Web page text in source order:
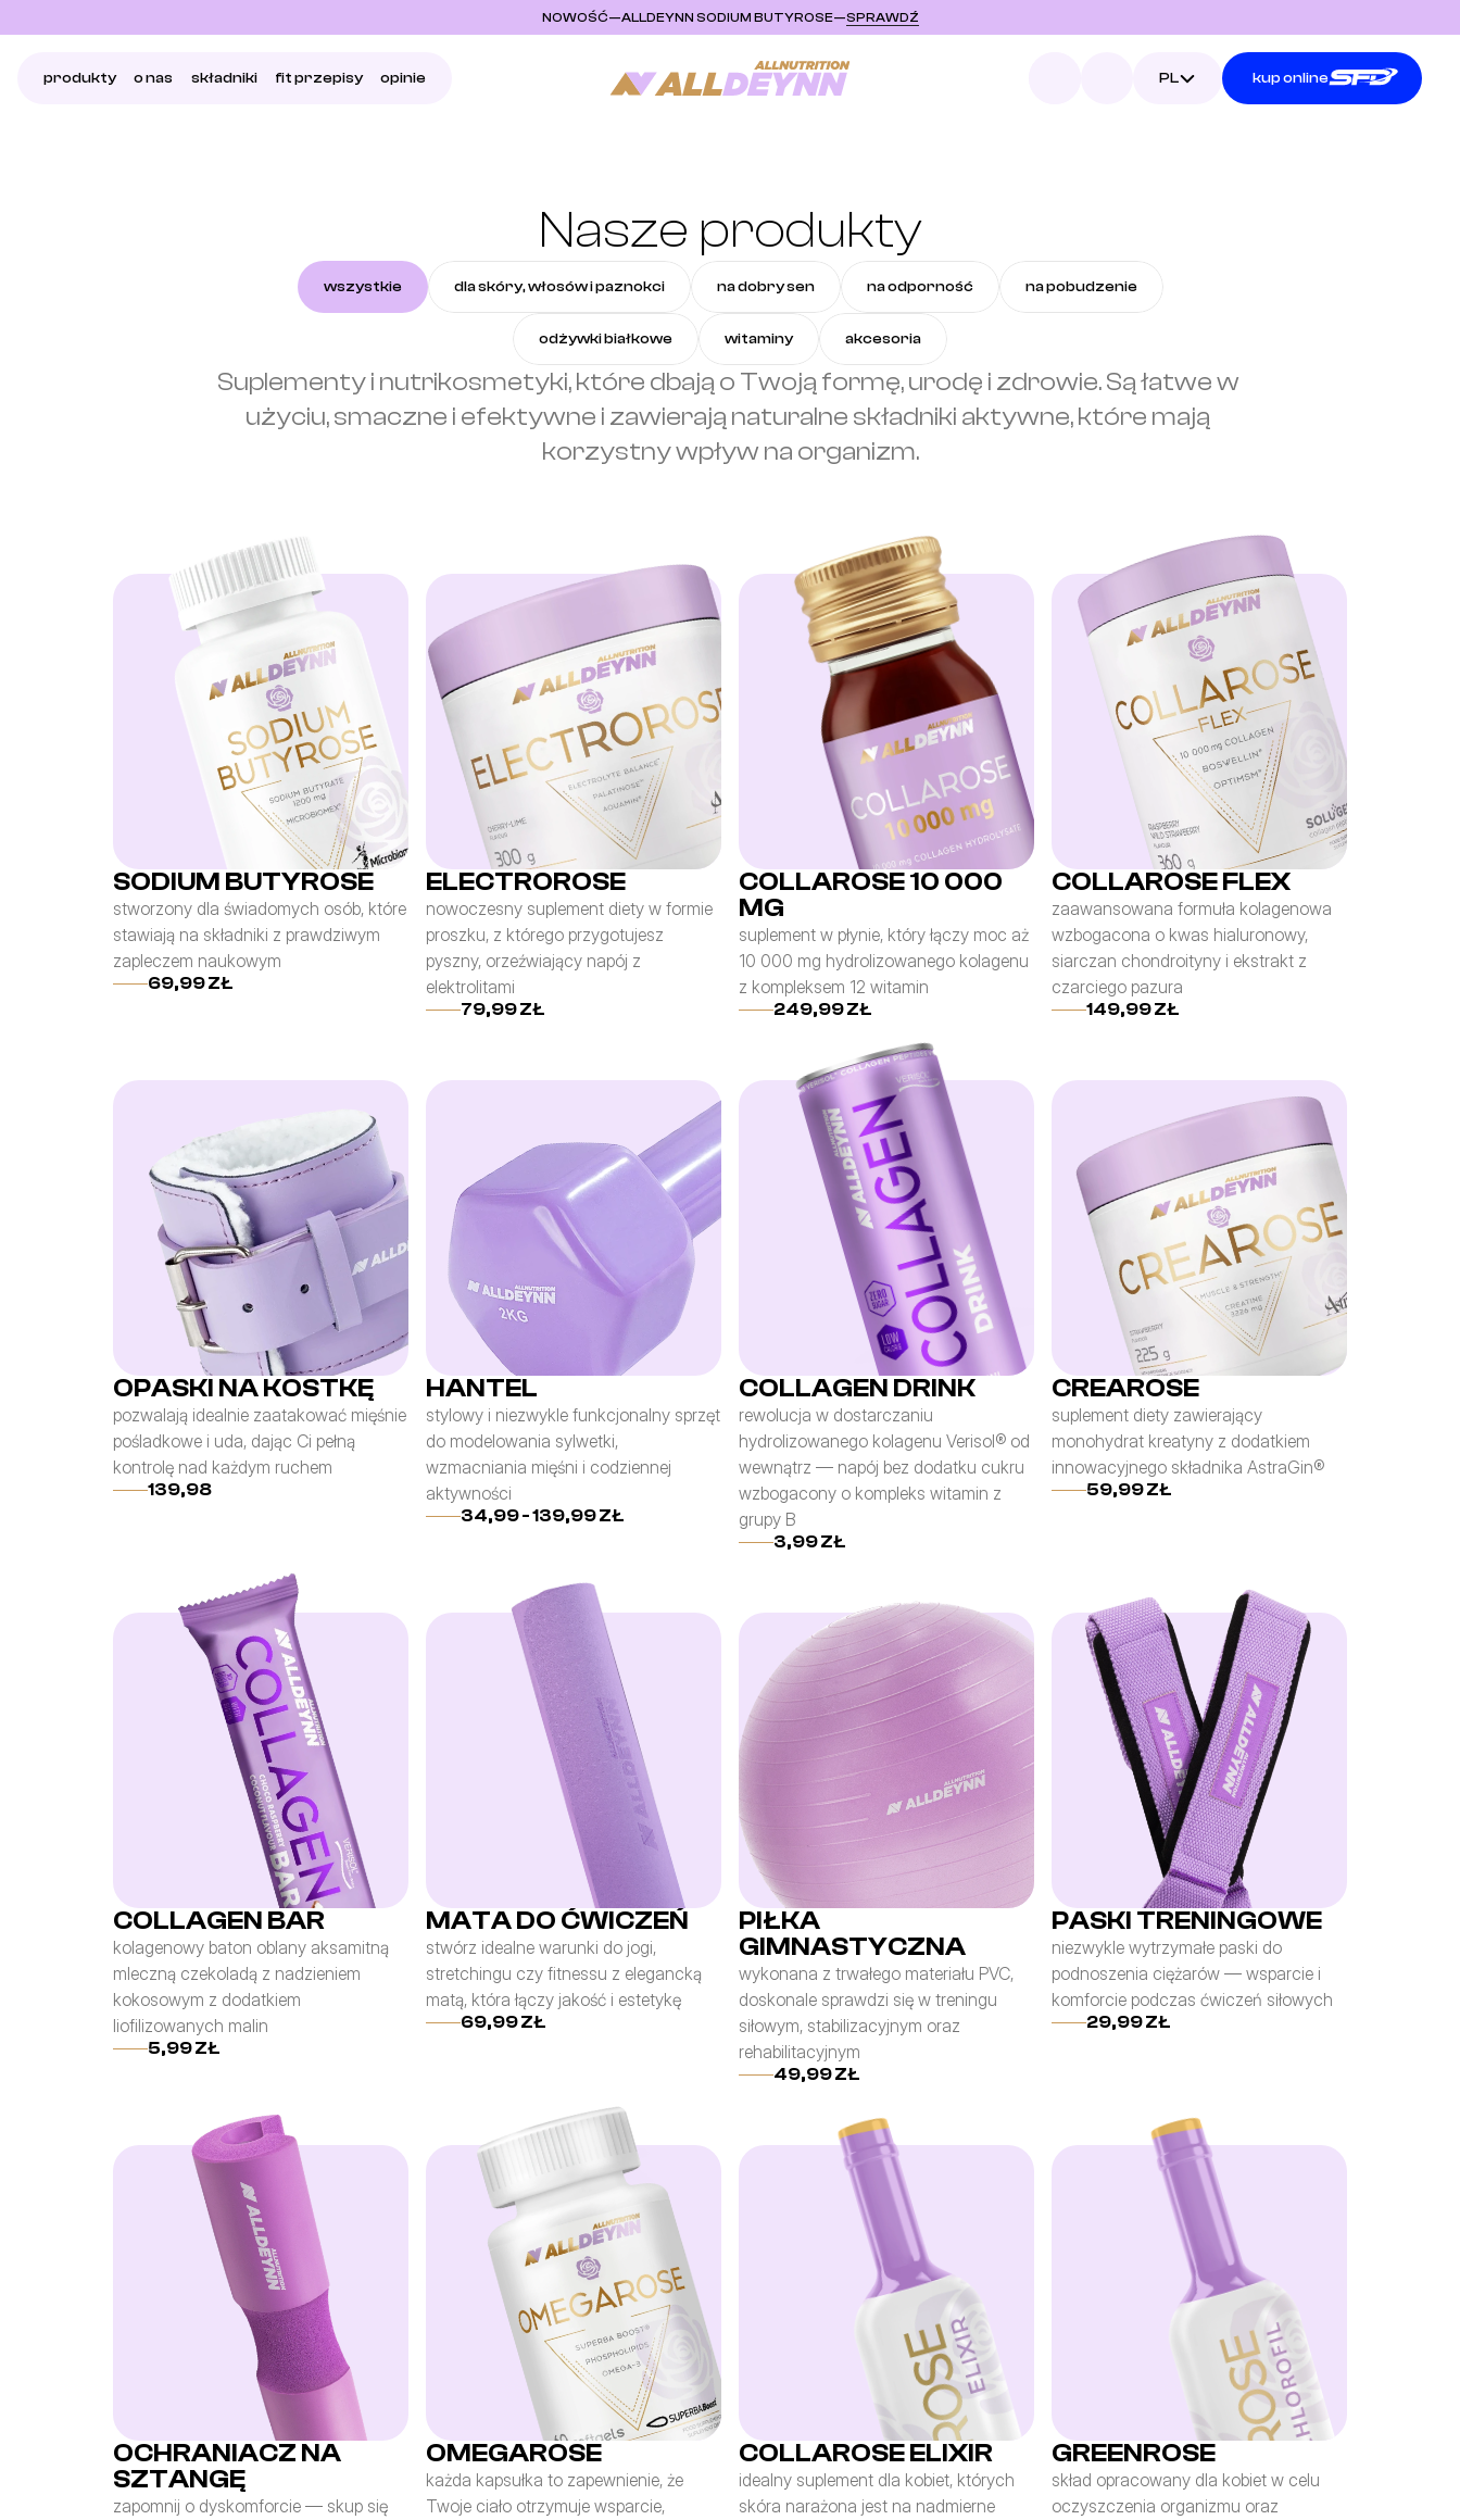
NOWOŚĆ—ALLDEYNN SODIUM BUTYROSE—SPRAWDŹ
produkty o nas składniki fit przepisy opinie
Select Language
PL kup online
Nasze produkty
wszystkie dla skóry, włosów i paznokci na dobry sen na odporność na pobudzenie
odżywki białkowe witaminy akcesoria
Suplementy i nutrikosmetyki, które dbają o Twoją formę, urodę i zdrowie. Są łatwe w
użyciu, smaczne i efektywne i zawierają naturalne składniki aktywne, które mają
korzystny wpływ na organizm.
SODIUM BUTYROSE
stworzony dla świadomych osób, które
stawiają na składniki z prawdziwym
zapleczem naukowym
69,99 ZŁ
ELECTROROSE
nowoczesny suplement diety w formie
proszku, z którego przygotujesz
pyszny, orzeźwiający napój z
elektrolitami
79,99 ZŁ
COLLAROSE 10 000
MG
suplement w płynie, który łączy moc aż
10 000 mg hydrolizowanego kolagenu
z kompleksem 12 witamin
249,99 ZŁ
COLLAROSE FLEX
zaawansowana formuła kolagenowa
wzbogacona o kwas hialuronowy,
siarczan chondroityny i ekstrakt z
czarciego pazura
149,99 ZŁ
OPASKI NA KOSTKĘ
pozwalają idealnie zaatakować mięśnie
pośladkowe i uda, dając Ci pełną
kontrolę nad każdym ruchem
139,98
HANTEL
stylowy i niezwykle funkcjonalny sprzęt
do modelowania sylwetki,
wzmacniania mięśni i codziennej
aktywności
34,99 - 139,99 ZŁ
COLLAGEN DRINK
rewolucja w dostarczaniu
hydrolizowanego kolagenu Verisol® od
wewnątrz — napój bez dodatku cukru
wzbogacony o kompleks witamin z
grupy B
3,99 ZŁ
CREAROSE
suplement diety zawierający
monohydrat kreatyny z dodatkiem
innowacyjnego składnika AstraGin®
59,99 ZŁ
COLLAGEN BAR
kolagenowy baton oblany aksamitną
mleczną czekoladą z nadzieniem
kokosowym z dodatkiem
liofilizowanych malin
5,99 ZŁ
MATA DO ĆWICZEŃ
stwórz idealne warunki do jogi,
stretchingu czy fitnessu z elegancką
matą, która łączy jakość i estetykę
69,99 ZŁ
PIŁKA
GIMNASTYCZNA
wykonana z trwałego materiału PVC,
doskonale sprawdzi się w treningu
siłowym, stabilizacyjnym oraz
rehabilitacyjnym
49,99 ZŁ
PASKI TRENINGOWE
niezwykle wytrzymałe paski do
podnoszenia ciężarów — wsparcie i
komforcie podczas ćwiczeń siłowych
29,99 ZŁ
OCHRANIACZ NA
SZTANGĘ
zapomnij o dyskomforcie — skup się
OMEGAROSE
każda kapsułka to zapewnienie, że
Twoje ciało otrzymuje wsparcie,
COLLAROSE ELIXIR
idealny suplement dla kobiet, których
skóra narażona jest na nadmierne
GREENROSE
skład opracowany dla kobiet w celu
oczyszczenia organizmu oraz